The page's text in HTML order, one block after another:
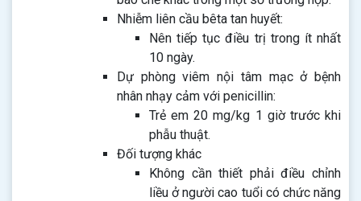
Nhiễm liên cầu bêta tan huyết:
Nên tiếp tục điều trị trong ít nhất
10 ngày.
Dự phòng viêm nội tâm mạc ở bệnh
nhân nhạy cảm với penicillin:
Trẻ em 20 mg/kg 1 giờ trước khi
phẫu thuật.
Đối tượng khác
Không cần thiết phải điều chỉnh
liều ở người cao tuổi có chức năng